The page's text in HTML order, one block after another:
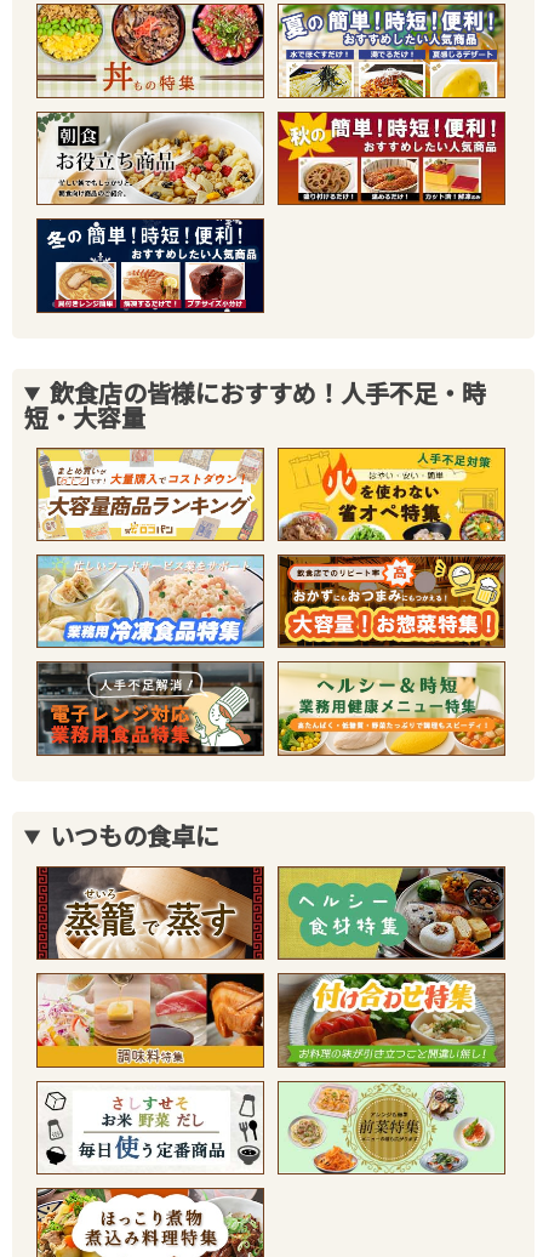
飲食店の皆様におすすめ！人手不足・時
短・大容量
いつもの食卓に